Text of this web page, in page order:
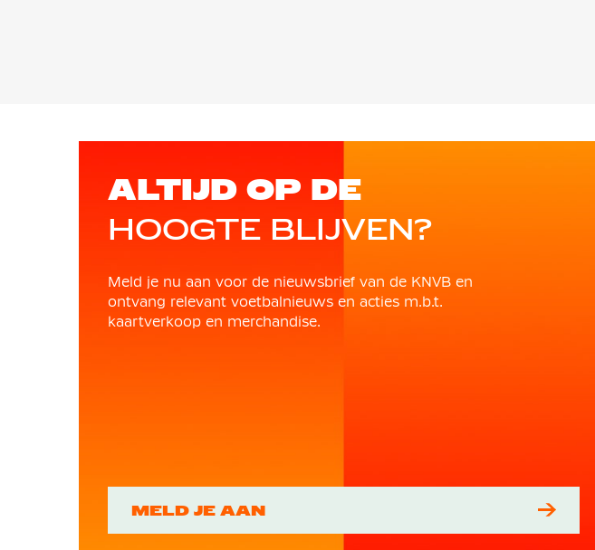
ALTIJD OP DE
HOOGTE BLIJVEN?
Meld je nu aan voor de nieuwsbrief van de KNVB en
ontvang relevant voetbalnieuws en acties m.b.t.
kaartverkoop en merchandise.
MELD JE AAN